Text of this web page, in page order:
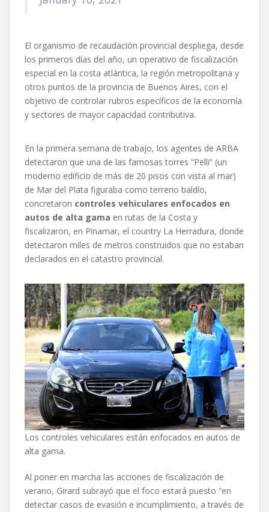
El organismo de recaudación provincial despliega, desde
los primeros días del año, un operativo de fiscalización
especial en la costa atlántica, la región metropolitana y
otros puntos de la provincia de Buenos Aires, con el
objetivo de controlar rubros específicos de la economía
y sectores de mayor capacidad contributiva.
En la primera semana de trabajo, los agentes de ARBA
detectaron que una de las famosas torres “Pelli” (un
moderno edificio de más de 20 pisos con vista al mar)
de Mar del Plata figuraba como terreno baldío,
concretaron controles vehiculares enfocados en
autos de alta gama en rutas de la Costa y
fiscalizaron, en Pinamar, el country La Herradura, donde
detectaron miles de metros construidos que no estaban
declarados en el catastro provincial.
Los controles vehiculares están enfocados en autos de
alta gama.
Al poner en marcha las acciones de fiscalización de
verano, Girard subrayó que el foco estará puesto “en
detectar casos de evasión e incumplimiento, a través de